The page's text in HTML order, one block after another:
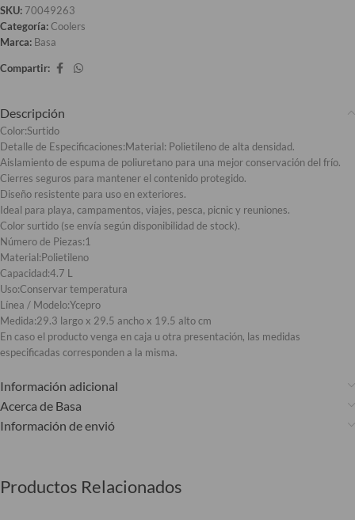
SKU: 70049263
Categoría:Coolers
Marca: Basa
Compartir:
Descripción
Color:Surtido
Detalle de Especificaciones:Material: Polietileno de alta densidad.
Aislamiento de espuma de poliuretano para una mejor conservación del frío.
Cierres seguros para mantener el contenido protegido.
Diseño resistente para uso en exteriores.
Ideal para playa, campamentos, viajes, pesca, picnic y reuniones.
Color surtido (se envía según disponibilidad de stock).
Número de Piezas:1
Material:Polietileno
Capacidad:4.7 L
Uso:Conservar temperatura
Línea / Modelo:Ycepro
Medida:29.3 largo x 29.5 ancho x 19.5 alto cm
En caso el producto venga en caja u otra presentación, las medidas
especificadas corresponden a la misma.
Información adicional
Acerca de Basa
Información de envió
Productos Relacionados